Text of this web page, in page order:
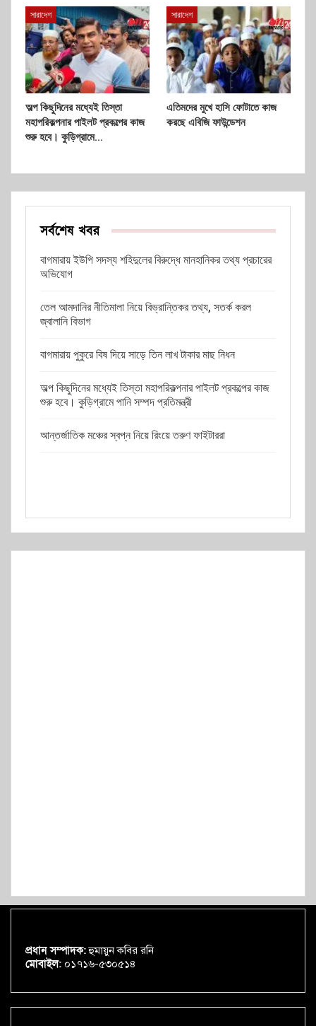
সারাদেশ
অল্প কিছুদিনের মধ্যেই তিস্তা
মহাপরিকল্পনার পাইলট প্রকল্পের কাজ
শুরু হবে। কুড়িগ্রামে…
সারাদেশ
এতিমদের মুখে হাসি ফোটাতে কাজ
করছে এবিজি ফাউন্ডেশন
সর্বশেষ খবর
বাগমারায় ইউপি সদস্য শহিদুলের বিরুদ্ধে মানহানিকর তথ্য প্রচারের
অভিযোগ
তেল আমদানির নীতিমালা নিয়ে বিভ্রান্তিকর তথ্য, সতর্ক করল
জ্বালানি বিভাগ
বাগমারায় পুকুরে বিষ দিয়ে সাড়ে তিন লাখ টাকার মাছ নিধন
অল্প কিছুদিনের মধ্যেই তিস্তা মহাপরিকল্পনার পাইলট প্রকল্পের কাজ
শুরু হবে। কুড়িগ্রামে পানি সম্পদ প্রতিমন্ত্রী
আন্তর্জাতিক মঞ্চের স্বপ্ন নিয়ে রিংয়ে তরুণ ফাইটাররা
প্রধান সম্পাদক:হুমায়ুন কবির রনি
মোবাইল: ০১৭১৬-৫৩০৫১৪